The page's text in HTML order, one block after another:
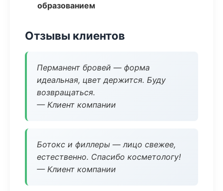
образованием
Отзывы клиентов
Перманент бровей — форма
идеальная, цвет держится. Буду
возвращаться.
— Клиент компании
Ботокс и филлеры — лицо свежее,
естественно. Спасибо косметологу!
— Клиент компании